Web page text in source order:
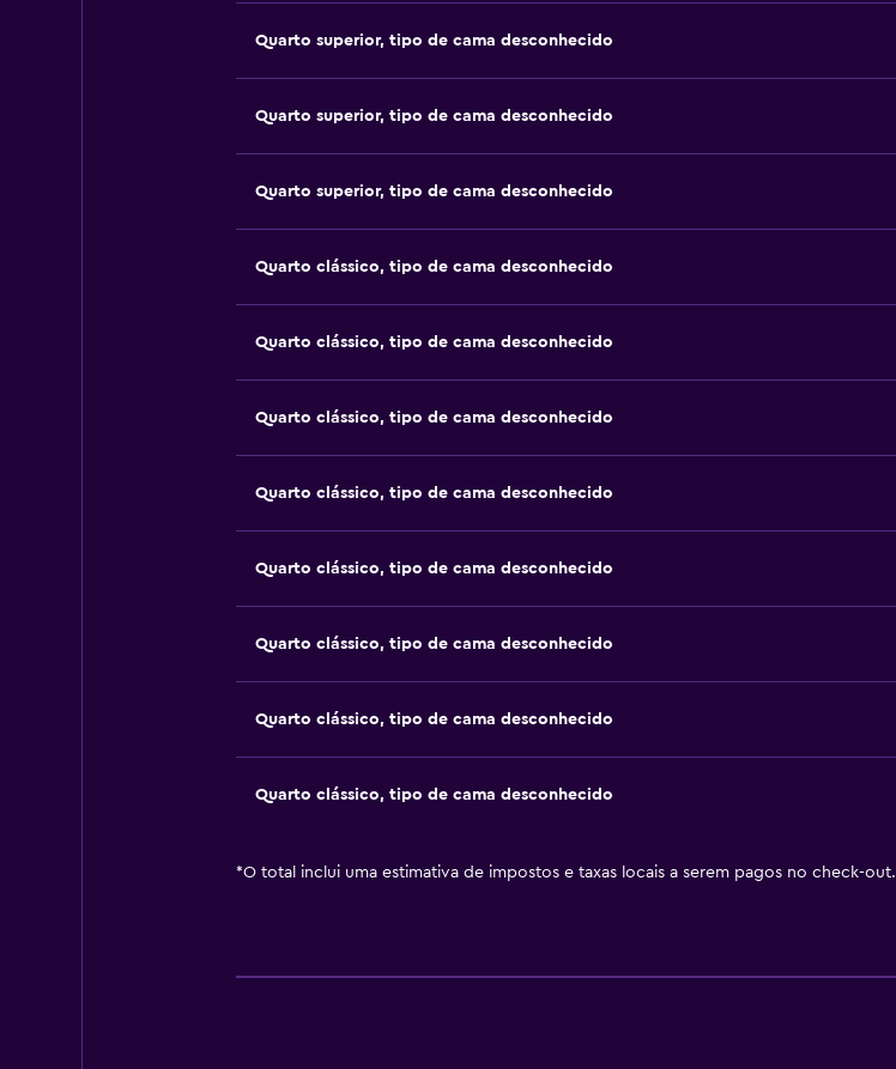
Quarto superior, tipo de cama desconhecido
Quarto superior, tipo de cama desconhecido
Quarto superior, tipo de cama desconhecido
Quarto clássico, tipo de cama desconhecido
Quarto clássico, tipo de cama desconhecido
Quarto clássico, tipo de cama desconhecido
Quarto clássico, tipo de cama desconhecido
Quarto clássico, tipo de cama desconhecido
Quarto clássico, tipo de cama desconhecido
Quarto clássico, tipo de cama desconhecido
Quarto clássico, tipo de cama desconhecido
*O total inclui uma estimativa de impostos e taxas locais a serem pagos no check-out.